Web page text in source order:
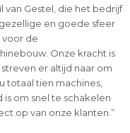
van Gestel, die het bedrijf
en goede sfeer
voor de
Onze kracht is
er altijd naar om
totaal tien machines,
om snel te schakelen
op van onze klanten.”